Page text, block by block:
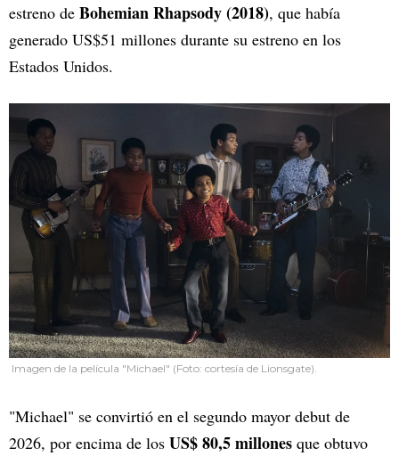
estreno de Bohemian Rhapsody (2018), que había
generado US$51 millones durante su estreno en los
Estados Unidos.
Imagen de la película "Michael" (Foto: cortesía de Lionsgate).
"Michael" se convirtió en el segundo mayor debut de
2026, por encima de los US$ 80,5 millones que obtuvo